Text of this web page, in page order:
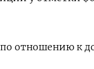
отношению к